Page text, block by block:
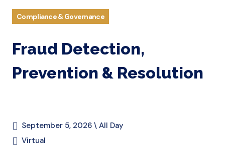
Compliance & Governance
Fraud Detection,
Prevention & Resolution
September 5, 2026 \ All Day
Virtual